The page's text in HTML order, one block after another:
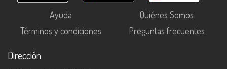
Ayuda
Quiénes Somos
Términos y condiciones
Preguntas frecuentes
Dirección